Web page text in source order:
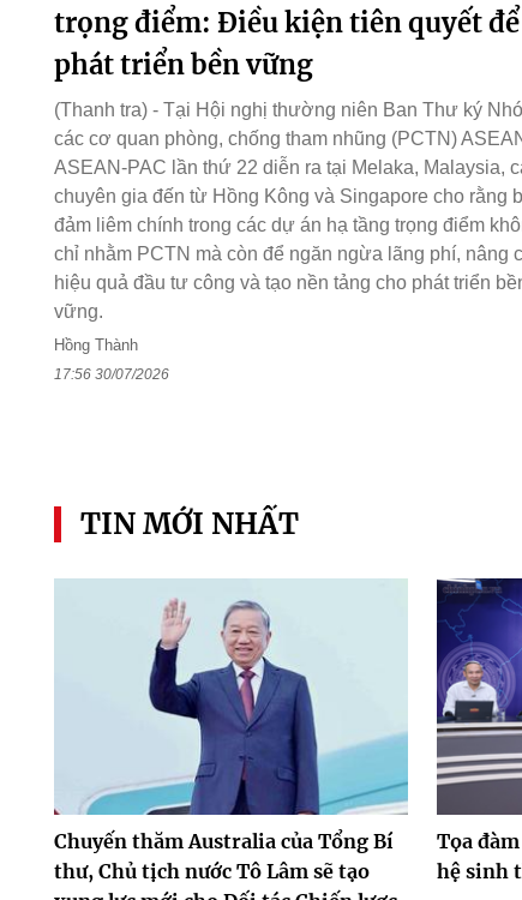
trọng điểm: Điều kiện tiên quyết để
phát triển bền vững
(Thanh tra) - Tại Hội nghị thường niên Ban Thư ký
các cơ quan phòng, chống tham nhũng (PCTN)
ASEAN-PAC lần thứ 22 diễn ra tại Melaka, Malaysia,
chuyên gia đến từ Hồng Kông và Singapore cho rằng
đảm liêm chính trong các dự án hạ tầng trọng điểm
chỉ nhằm PCTN mà còn để ngăn ngừa lãng phí, nâng
hiệu quả đầu tư công và tạo nền tảng cho phát triển
vững.
Hồng Thành
17:56 30/07/2026
TIN MỚI NHẤT
Chuyến thăm Australia của Tổng Bí
thư, Chủ tịch nước Tô Lâm sẽ tạo
Tọa
hệ sinh